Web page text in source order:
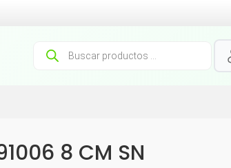
Búsqueda
productos
8 CM SN